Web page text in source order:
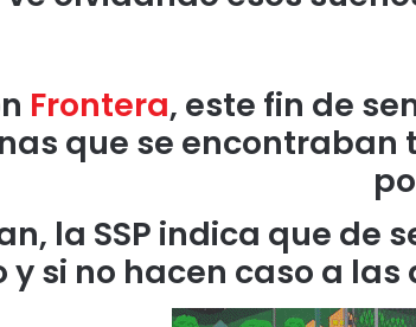
Frontera, este fin de
que se
la SSP indica que
y si no hacen caso a